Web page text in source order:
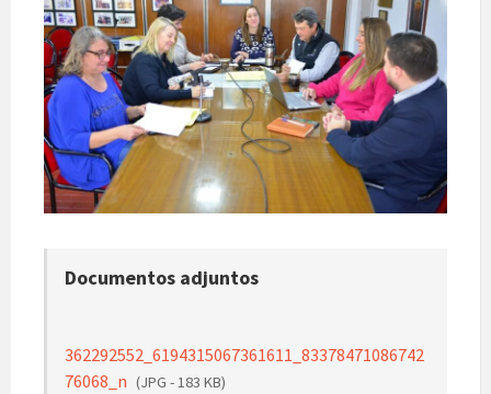
Documentos adjuntos
362292552_6194315067361611_83378471086742
76068_n (JPG - 183 KB)